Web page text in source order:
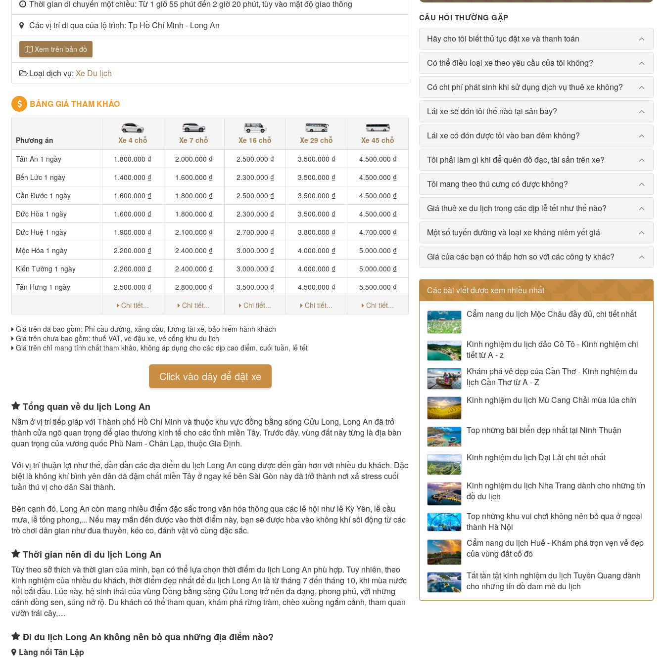
Thời gian di chuyển một chiều: Từ 1 giờ 55 phút đến 2 giờ 20 phút, tùy vào mật độ giao thông
Các vị trí đi qua của lộ trình: Tp Hồ Chí Minh - Long An
Xem trên bản đồ
Loại dịch vụ:Xe Du lịch
BẢNG GIÁ THAM KHẢO
Phương án Xe 4 chỗ Xe 7 chỗ Xe 16 chỗ Xe 29 chỗ
Xe 45 chỗ
Tân An 1 ngày
1.800.000 ₫ 2.000.000 ₫ 2.500.000 ₫ 3.500.000 ₫
4.500.000 ₫
Bến Lức 1 ngày
1.400.000 ₫ 1.600.000 ₫ 2.300.000 ₫ 3.500.000 ₫
4.500.000 ₫
Cần Đước 1 ngày
1.600.000 ₫ 1.800.000 ₫ 2.500.000 ₫ 3.500.000 ₫
4.500.000 ₫
Đức Hòa 1 ngày
1.600.000 ₫ 1.800.000 ₫ 2.300.000 ₫ 3.500.000 ₫
4.500.000 ₫
Đức Huệ 1 ngày
1.900.000 ₫ 2.100.000 ₫ 2.700.000 ₫ 3.800.000 ₫
4.700.000 ₫
Mộc Hóa 1 ngày
2.200.000 ₫ 2.400.000 ₫ 3.000.000 ₫ 4.000.000 ₫
5.000.000 ₫
Kiến Tường 1 ngày
2.200.000 ₫ 2.400.000 ₫ 3.000.000 ₫ 4.000.000 ₫
5.000.000 ₫
Tân Hưng 1 ngày
2.500.000 ₫ 2.800.000 ₫ 3.500.000 ₫ 4.500.000 ₫
5.500.000 ₫
Chi tiết...
Chi tiết... Chi tiết... Chi tiết... Chi tiết...
Giá trên đã bao gồm: Phí cầu đường, xăng dầu, lương tài xế, bảo hiểm hành khách
Giá trên chưa bao gồm: thuế VAT, vé đậu xe, vé cổng khu du lịch
Giá trên chỉ mang tính chất tham khảo, không áp dụng cho các dịp cao điểm, cuối tuần, lễ tết
Click vào đây để đặt xe
Tổng quan về du lịch Long An
Nằm ở vị trí tiếp giáp với Thành phố Hồ Chí Minh và thuộc khu vực đồng bằng sông Cửu Long, Long An đã trở
thành cửa ngõ quan trọng để giao thương kinh tế cho các tỉnh miền Tây. Trước đây, vùng đất này từng là địa bàn
quan trọng của vương quốc Phù Nam - Chân Lạp, thuộc Gia Định.
Với vị trí thuận lợi như thế, dần dần các địa điểm du lịch Long An cũng được đến gần hơn với nhiều du khách. Đặc
biệt là không khí bình yên dân dã đậm chất miền Tây ở ngay kế bên Sài Gòn này đã trở thành nơi xả stress cuối
tuần thú vị cho dân Sài thành.
Bên cạnh đó, Long An còn mang nhiều điểm đặc sắc trong văn hóa thông qua các lễ hội như lễ Kỳ Yên, lễ cầu
mưa, lễ tống phong,... Nếu may mắn đến được vào thời điểm này, bạn sẽ được hòa vào không khí sôi động từ các
trò chơi dân gian như đua thuyền, kéo co, đánh vật vô cùng đặc sắc.
Thời gian nên đi du lịch Long An
Tùy theo sở thích và thời gian của mình, bạn có thể lựa chọn thời điểm du lịch Long An phù hợp. Tuy nhiên, theo
kinh nghiệm của nhiều du khách, thời điểm đẹp nhất để du lịch Long An là từ tháng 7 đến tháng 10, khi mùa nước
nổi bắt đầu. Lúc này, hệ sinh thái của vùng Đồng bằng sông Cửu Long trở nên đa dạng, phong phú, với những
cánh đồng sen, súng nở rộ. Du khách có thể tham quan, khám phá rừng tràm, chèo xuồng ngắm cảnh, tham quan
vườn trái cây,…
Đi du lịch Long An không nên bỏ qua những địa điểm nào?
Làng nổi Tân Lập
CÂU HỎI THƯỜNG GẶP
Hãy cho tôi biết thủ tục đặt xe và thanh toán
Có thể điều loại xe theo yêu cầu của tôi không?
Có chi phí phát sinh khi sử dụng dịch vụ thuê xe không?
Lái xe sẽ đón tôi thế nào tại sân bay?
Lái xe có đón được tôi vào ban đêm không?
Tôi phải làm gì khi để quên đồ đạc, tài sản trên xe?
Tôi mang theo thú cưng có được không?
Giá thuê xe du lịch trong các dịp lễ tết như thế nào?
Một số tuyến đường và loại xe không niêm yết giá
Giá của các bạn có thấp hơn so với các công ty khác?
Các bài viết được xem nhiều nhất
Cẩm nang du lịch Mộc Châu đầy đủ, chi tiết nhất
Kinh nghiệm du lịch đảo Cô Tô - Kinh nghiệm chi
tiết từ A - z
Khám phá vẻ đẹp của Cần Thơ - Kinh nghiệm du
lịch Cần Thơ từ A - Z
Kinh nghiệm du lịch Mù Cang Chải mùa lúa chín
Top những bãi biển đẹp nhất tại Ninh Thuận
Kinh nghiệm du lịch Đại Lải chi tiết nhất
Kinh nghiệm du lịch Nha Trang dành cho những tín
đồ du lịch
Top những khu vui chơi không nên bỏ qua ở ngoại
thành Hà Nội
Cẩm nang du lịch Huế - Khám phá trọn vẹn vẻ đẹp
của vùng đất cố đô
Tất tần tật kinh nghiệm du lịch Tuyên Quang dành
cho những tín đồ đam mê du lịch